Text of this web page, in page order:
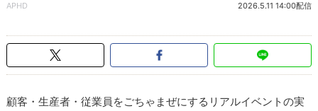
APHD 2026.5.11 14:00配信
顧客・生産者・従業員をごちゃまぜにするリアルイベントの実